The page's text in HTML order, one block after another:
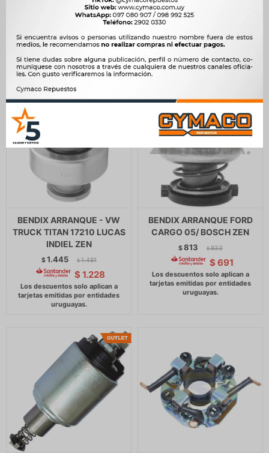
593
$492 $22.108
BENDIX ARRANQUE - VW
TRUCK TITAN 17210 LUCAS
INDIEL ZEN
$1.445 $ 1.481
$ 1.228
BENDIX ARRANQUE FORD
CARGO 05/ BOSCH ZEN
$813 $ 833
$ 691